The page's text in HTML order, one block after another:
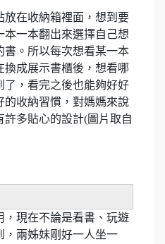
放在收納箱裡面，想到要
一本翻出來選擇自己想
書。所以每次想看某一本
成展示書櫃後，想看哪
了，看完之後也能夠好好
的收納習慣，對媽媽來說
多貼心的設計(圖片取自
，現在不論是看書、玩遊
，兩姊妹剛好一人坐一